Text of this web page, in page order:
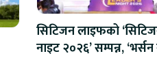
सिटिजन लाइफको
नाइट २०२६’ सम्पन्न,